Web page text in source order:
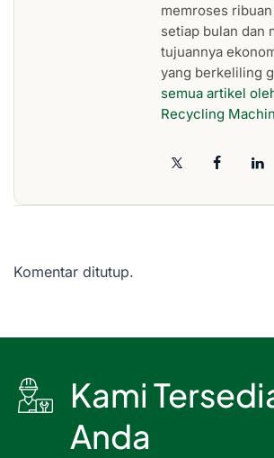
memroses
setiap bulan dan
tujuannya
yang berkeliling
semua artikel
Recycling
Komentar ditutup.
Kami
Anda